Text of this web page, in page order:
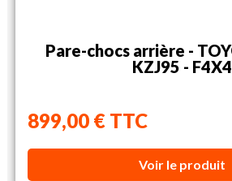
Pare-chocs arrière -
KZJ95 - F4X4
899,00 € TTC
Voir le produit